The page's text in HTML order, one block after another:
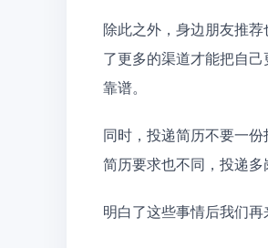
除此之外，身边朋友推
了更多的渠道才能把自
靠谱。
同时，投递简历不要一
简历要求也不同，投递多
明白了这些事情后我们再